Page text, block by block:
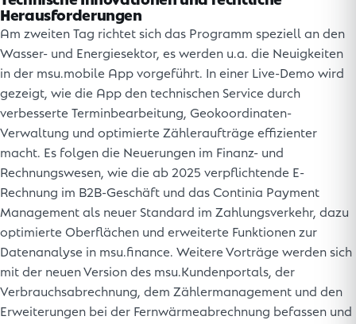
Herausforderungen
Am zweiten Tag richtet sich das Programm speziell an den
Wasser- und Energiesektor, es werden u.a. die Neuigkeiten
in der msu.mobile App vorgeführt. In einer Live-Demo wird
gezeigt, wie die App den technischen Service durch
verbesserte Terminbearbeitung, Geokoordinaten-
Verwaltung und optimierte Zähleraufträge effizienter
macht. Es folgen die Neuerungen im Finanz- und
Rechnungswesen, wie die ab 2025 verpflichtende E-
Rechnung im B2B-Geschäft und das Continia Payment
Management als neuer Standard im Zahlungsverkehr, dazu
optimierte Oberflächen und erweiterte Funktionen zur
Datenanalyse in msu.finance. Weitere Vorträge werden sich
mit der neuen Version des msu.Kundenportals, der
Verbrauchsabrechnung, dem Zählermanagement und den
Erweiterungen bei der Fernwärmeabrechnung befassen und